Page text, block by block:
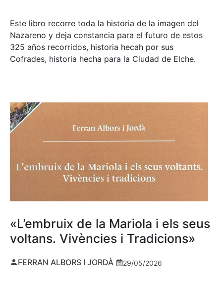
Este libro recorre toda la historia de la imagen del
Nazareno y deja constancia para el futuro de estos
325 años recorridos, historia hecah por sus
Cofrades, historia hecha para la Ciudad de Elche.
«L’embruix de la Mariola i els seus
voltans. Vivències i Tradicions»
FERRAN ALBORS I JORDÀ 29/05/2026